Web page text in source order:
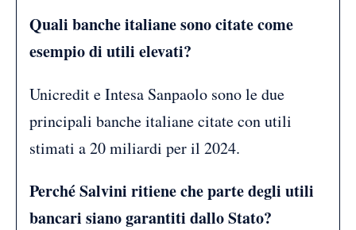
Quali banche italiane sono citate come
esempio di utili elevati?
Unicredit e Intesa Sanpaolo sono le due
principali banche italiane citate con utili
stimati a 20 miliardi per il 2024.
Perché Salvini ritiene che parte degli utili
bancari siano garantiti dallo Stato?